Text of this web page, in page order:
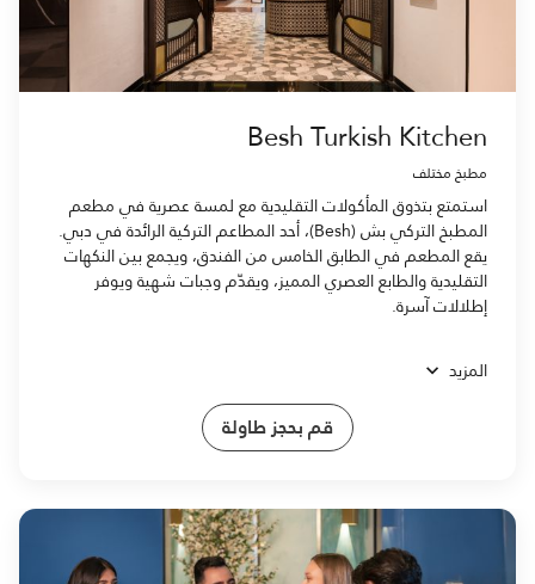
Besh Turkish Kitchen
مطبخ مختلف
استمتع بتذوق المأكولات التقليدية مع لمسة عصرية في مطعم
المطبخ التركي بش (Besh)، أحد المطاعم التركية الرائدة في دبي.
يقع المطعم في الطابق الخامس من الفندق، ويجمع بين النكهات
التقليدية والطابع العصري المميز، ويقدّم وجبات شهية ويوفر
إطلالات آسرة.
المزيد
قم بحجز طاولة